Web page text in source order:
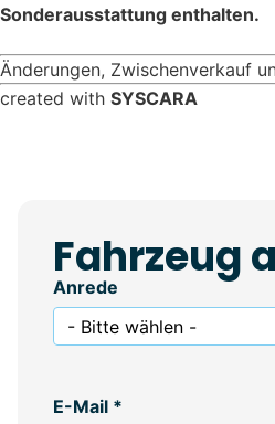
Sonderausstattung enthalten.
Änderungen, Zwischenverkauf
created with SYSCARA
Fahrzeug
Anrede
- Bitte wählen -
E-Mail *